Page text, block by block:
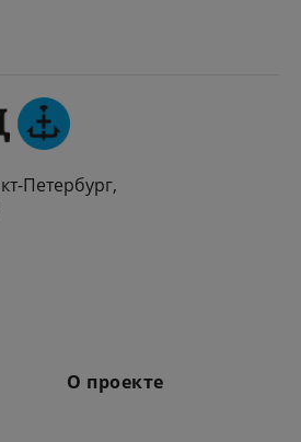
Петербург,
О проекте